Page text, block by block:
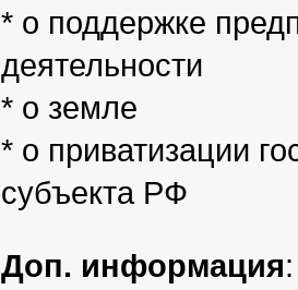
* о поддержке
деятельности
* о земле
* о приватизации
субъекта РФ
Доп. информация: